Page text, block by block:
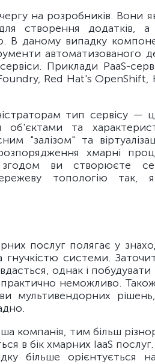
на розробників. Вони
створення додатків,
В даному випадку
автоматизованого
Приклади PaaS-
Red Hat's OpenShift,
тип сервісу —
об'єктами та
"залізом" та
хмарні
ви створюєте
топологію так,
послуг полягає у
системи.
однак і побудувати
практично неможливо.
мультивендорних
компанія, тим більш
в бік хмарних IaaS
більше орієнтується